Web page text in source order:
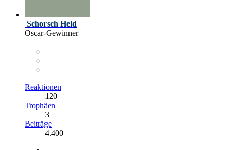
Schorsch Held
Oscar-Gewinner
Reaktionen
120
Trophäen
3
Beiträge
4.400